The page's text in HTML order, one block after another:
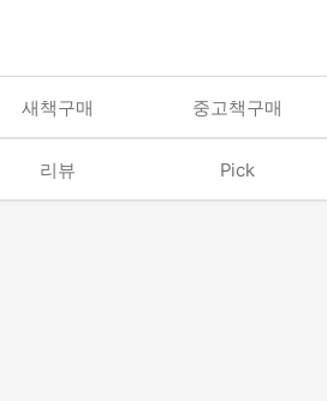
새책구매 중고책구매
리뷰 Pick